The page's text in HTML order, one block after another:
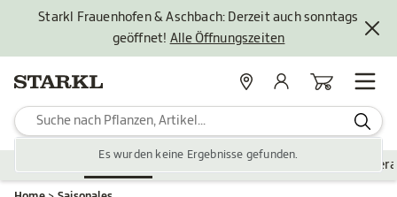
Starkl Frauenhofen & Aschbach: Derzeit auch sonntags
geöffnet! Alle Öffnungszeiten
Es wurden keine Ergebnisse gefunden.
StandorteMein KontoWarenkorb
Zubehör Gartengestaltung